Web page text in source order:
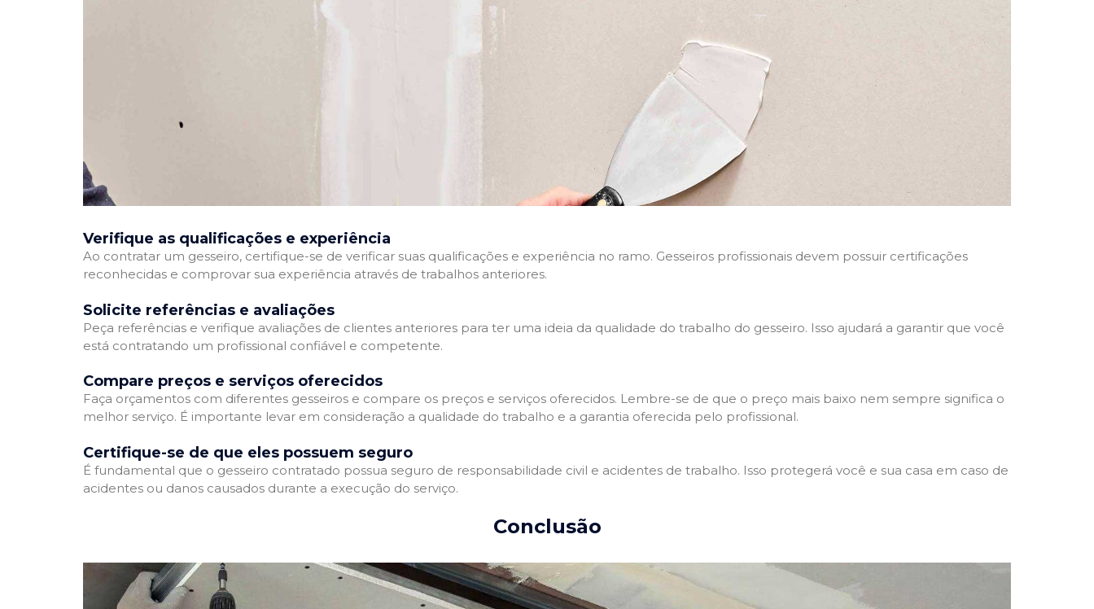
Verifique as qualificações e experiência
Ao contratar um gesseiro, certifique-se de verificar suas qualificações e experiência no ramo. Gesseiros profissionais devem possuir certificações
reconhecidas e comprovar sua experiência através de trabalhos anteriores.
Solicite referências e avaliações
Peça referências e verifique avaliações de clientes anteriores para ter uma ideia da qualidade do trabalho do gesseiro. Isso ajudará a garantir que você
está contratando um profissional confiável e competente.
Compare preços e serviços oferecidos
Faça orçamentos com diferentes gesseiros e compare os preços e serviços oferecidos. Lembre-se de que o preço mais baixo nem sempre significa o
melhor serviço. É importante levar em consideração a qualidade do trabalho e a garantia oferecida pelo profissional.
Certifique-se de que eles possuem seguro
É fundamental que o gesseiro contratado possua seguro de responsabilidade civil e acidentes de trabalho. Isso protegerá você e sua casa em caso de
acidentes ou danos causados durante a execução do serviço.
Conclusão